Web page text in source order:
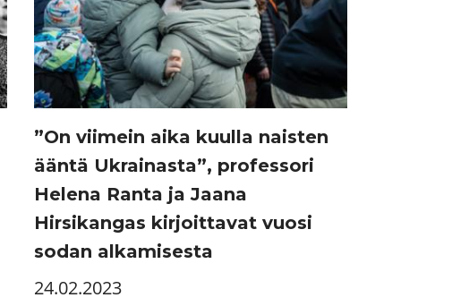
”On viimein aika kuulla naisten
ääntä Ukrainasta”, professori
Helena Ranta ja Jaana
Hirsikangas kirjoittavat vuosi
sodan alkamisesta
24.02.2023